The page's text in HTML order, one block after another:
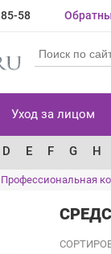
58
Уход за лицом
D E F G H
Профессиональная